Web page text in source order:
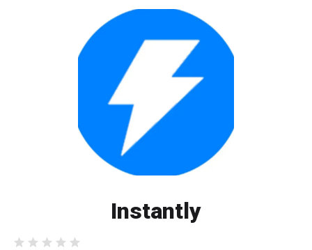
Instantly